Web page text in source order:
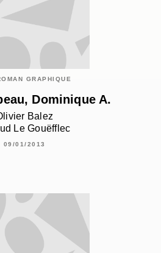
GRAPHIQUE
Dominique A.
Balez
Le Gouëfflec
09/01/2013